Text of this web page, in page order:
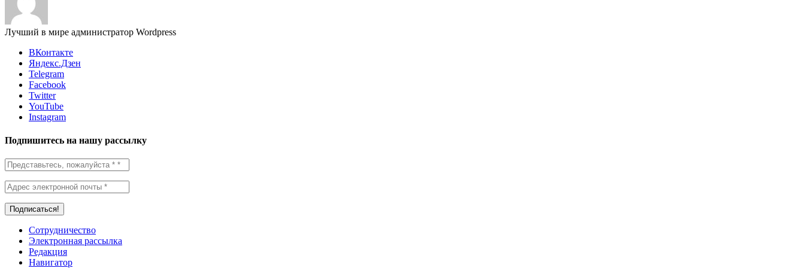
Лучший в мире администратор Wordpress
ВКонтакте
Яндекс.Дзен
Telegram
Facebook
Twitter
YouTube
Instagram
Подпишитесь на нашу рассылку
Сотрудничество
Электронная рассылка
Редакция
Навигатор